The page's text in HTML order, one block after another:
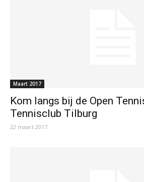
Maart 2017
Kom langs bij de Open
Tennisclub Tilburg
22 maart 2017